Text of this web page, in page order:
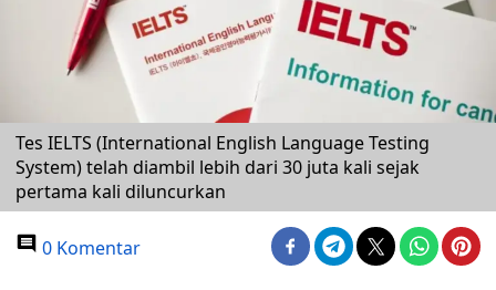
Tes IELTS (International English Language Testing
System) telah diambil lebih dari 30 juta kali sejak
pertama kali diluncurkan
0 Komentar